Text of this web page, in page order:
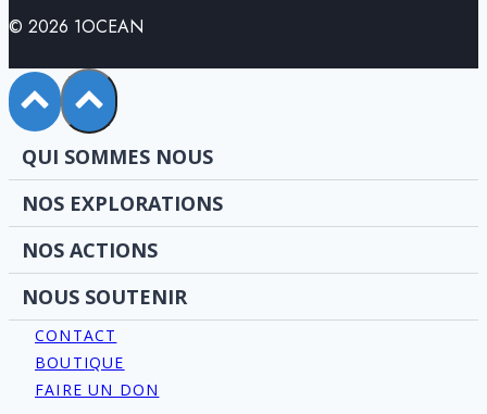
© 2026 1OCEAN
QUI SOMMES NOUS
NOS EXPLORATIONS
NOS ACTIONS
NOUS SOUTENIR
CONTACT
BOUTIQUE
FAIRE UN DON